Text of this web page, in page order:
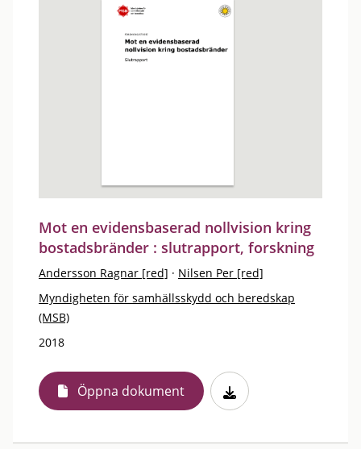
Mot en evidensbaserad nollvision kring
bostadsbränder : slutrapport, forskning
Andersson Ragnar [red] · Nilsen Per [red]
Myndigheten för samhällsskydd och beredskap
(MSB)
2018
Öppna dokument